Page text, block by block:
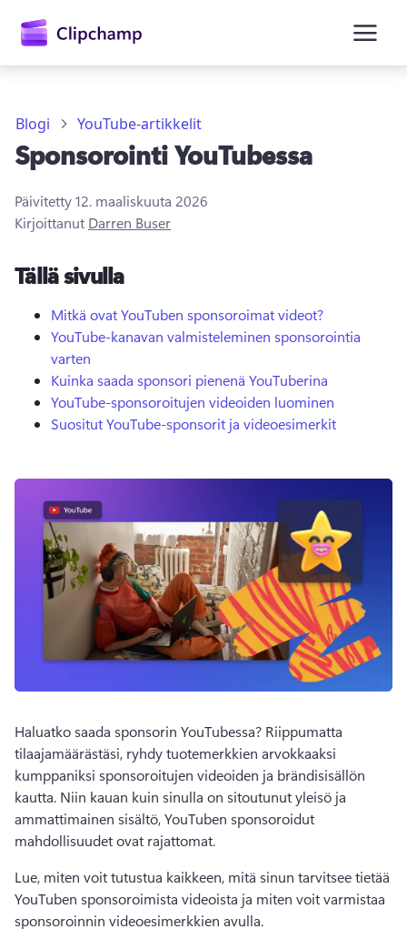
Kokeile maksutta
Blogi YouTube-artikkelit
Sponsorointi YouTubessa
Päivitetty12. maaliskuuta 2026
Kirjoittanut Darren Buser
Tällä sivulla
Mitkä ovat YouTuben sponsoroimat videot?
YouTube-kanavan valmisteleminen sponsorointia
varten
Kuinka saada sponsori pienenä YouTuberina
YouTube-sponsoroitujen videoiden luominen
Suositut YouTube-sponsorit ja videoesimerkit
Haluatko saada sponsorin YouTubessa? Riippumatta
tilaajamäärästäsi, ryhdy tuotemerkkien arvokkaaksi
kumppaniksi sponsoroitujen videoiden ja brändisisällön
kautta. Niin kauan kuin sinulla on sitoutunut yleisö ja
ammattimainen sisältö, YouTuben sponsoroidut
mahdollisuudet ovat rajattomat.
Lue, miten voit tutustua kaikkeen, mitä sinun tarvitsee tietää
YouTuben sponsoroimista videoista ja miten voit varmistaa
sponsoroinnin videoesimerkkien avulla.